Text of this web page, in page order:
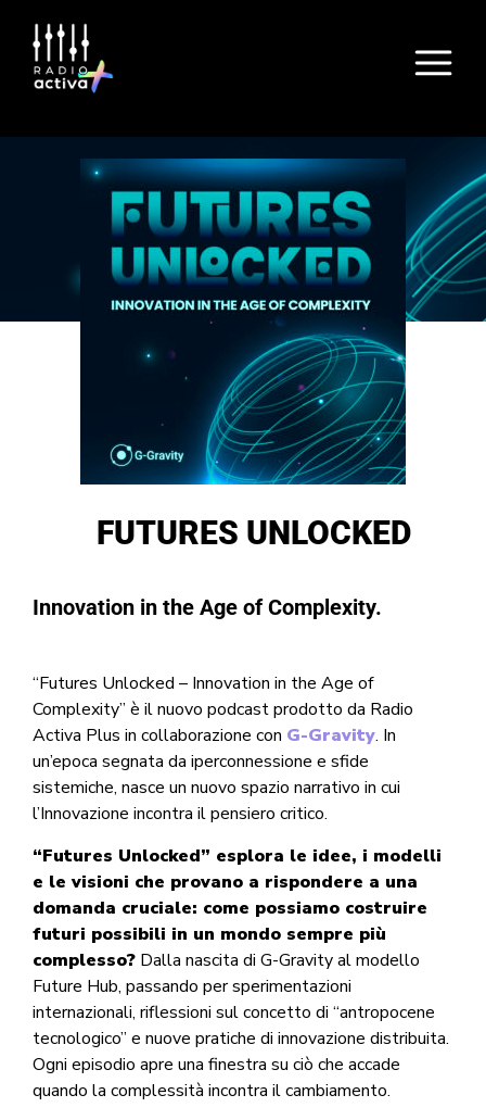
FUTURES UNLOCKED
Innovation in the Age of Complexity.
“Futures Unlocked – Innovation in the Age of
Complexity” è il nuovo podcast prodotto da Radio
Activa Plus in collaborazione con G-Gravity. In
un’epoca segnata da iperconnessione e sfide
sistemiche, nasce un nuovo spazio narrativo in cui
l’Innovazione incontra il pensiero critico.
“Futures Unlocked” esplora le idee, i modelli
e le visioni che provano a rispondere a una
domanda cruciale: come possiamo costruire
futuri possibili in un mondo sempre più
complesso? Dalla nascita di G-Gravity al modello
Future Hub, passando per sperimentazioni
internazionali, riflessioni sul concetto di “antropocene
tecnologico” e nuove pratiche di innovazione distribuita.
Ogni episodio apre una finestra su ciò che accade
quando la complessità incontra il cambiamento.